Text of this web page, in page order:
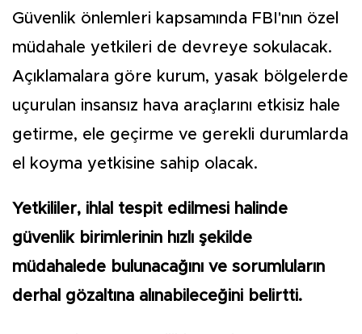
Güvenlik önlemleri kapsamında FBI'nın özel
müdahale yetkileri de devreye sokulacak.
Açıklamalara göre kurum, yasak bölgelerde
uçurulan insansız hava araçlarını etkisiz hale
getirme, ele geçirme ve gerekli durumlarda
el koyma yetkisine sahip olacak.
Yetkililer, ihlal tespit edilmesi halinde
güvenlik birimlerinin hızlı şekilde
müdahalede bulunacağını ve sorumluların
derhal gözaltına alınabileceğini belirtti.